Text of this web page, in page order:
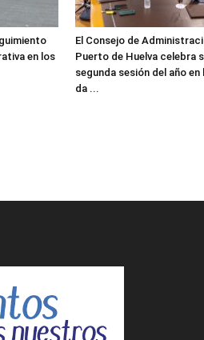
en los
El Consejo de
Puerto de Huelva celebra
segunda sesión del año en
da ...